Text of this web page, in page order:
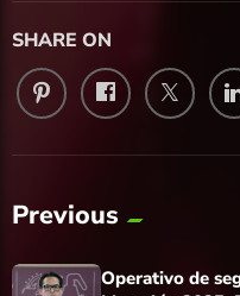
SHARE ON
Previous
Operativo de